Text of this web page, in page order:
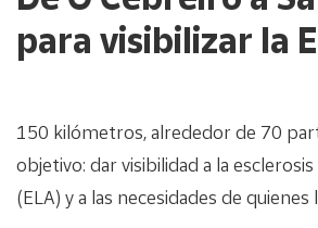
para visibilizar la
150 kilómetros, alrededor de 70
objetivo: dar visibilidad a la
(ELA) y a las necesidades de quienes